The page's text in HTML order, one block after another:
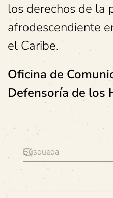
los derechos de la
afrodescendiente
el Caribe.
Oficina de
Defensoría de los